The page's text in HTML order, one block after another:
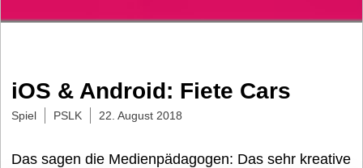
iOS & Android: Fiete Cars
Spiel PSLK 22. August 2018
Das sagen die Medienpädagogen: Das sehr kreative